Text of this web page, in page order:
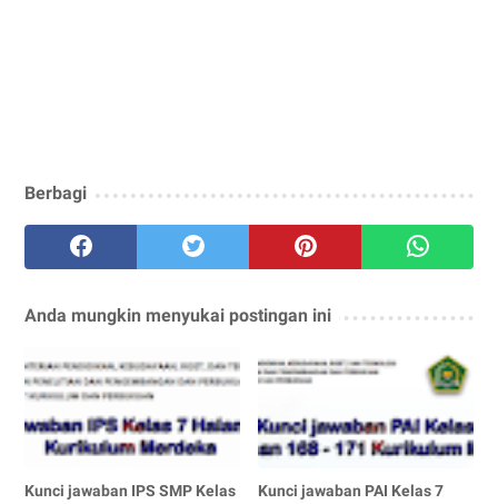
Berbagi
Anda mungkin menyukai postingan ini
Kunci jawaban IPS SMP Kelas
Kunci jawaban PAI Kelas 7